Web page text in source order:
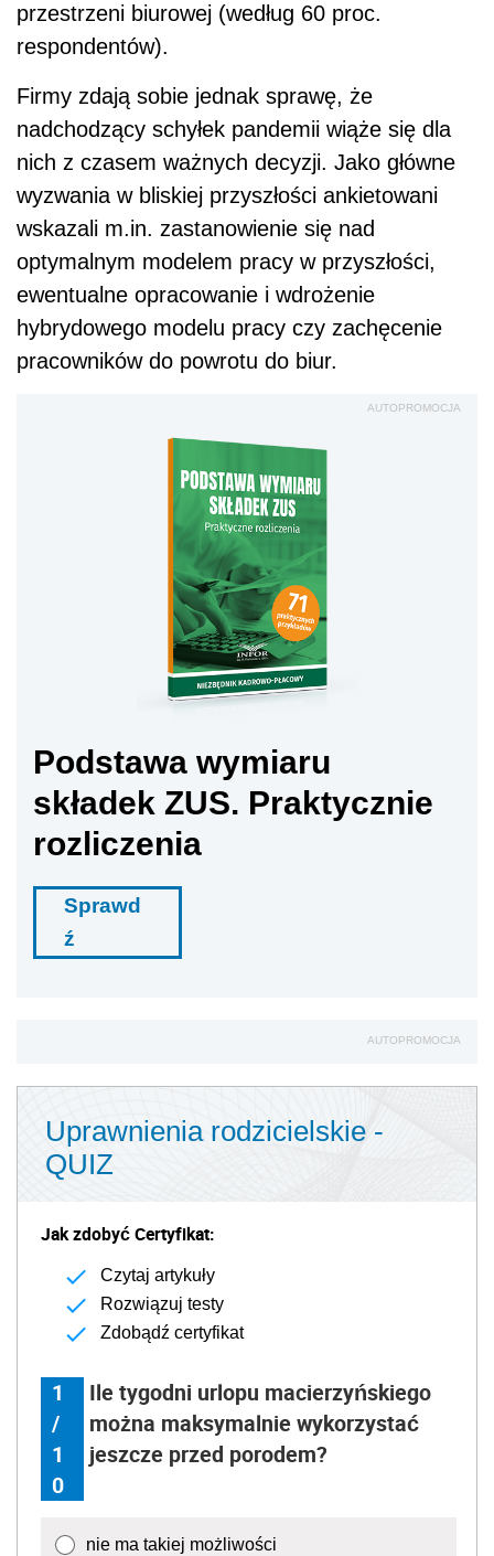
przestrzeni biurowej (według 60 proc.
respondentów).
Firmy zdają sobie jednak sprawę, że
nadchodzący schyłek pandemii wiąże się dla
nich z czasem ważnych decyzji. Jako główne
wyzwania w bliskiej przyszłości ankietowani
wskazali m.in. zastanowienie się nad
optymalnym modelem pracy w przyszłości,
ewentualne opracowanie i wdrożenie
hybrydowego modelu pracy czy zachęcenie
pracowników do powrotu do biur.
AUTOPROMOCJA
Podstawa wymiaru
składek ZUS. Praktycznie
rozliczenia
Sprawd
ź
AUTOPROMOCJA
Uprawnienia rodzicielskie -
QUIZ
Jak zdobyć Certyfikat:
Czytaj artykuły
Rozwiązuj testy
Zdobądź certyfikat
1
/
1
0
Ile tygodni urlopu macierzyńskiego
można maksymalnie wykorzystać
jeszcze przed porodem?
nie ma takiej możliwości